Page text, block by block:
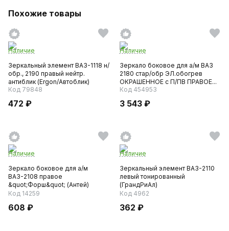
Похожие товары
Наличие
Зеркальный элемент ВАЗ-1118 н/
обр., 2190 правый нейтр.
антиблик (Ergon/Автоблик)
Код 79848
472 ₽
Наличие
Зеркало боковое для а/м ВАЗ
2180 стар/обр ЭЛ.обогрев
ОКРАШЕННОЕ с П/ПВ ПРАВОЕ...
Код 454953
3 543 ₽
Наличие
Зеркало боковое для а/м
ВАЗ-2108 правое
&quot;Форш&quot; (Антей)
полная компл...
Код 14259
608 ₽
Наличие
Зеркальный элемент ВАЗ-2110
левый тонированный
(ГрандРиАл)
Код 4962
362 ₽